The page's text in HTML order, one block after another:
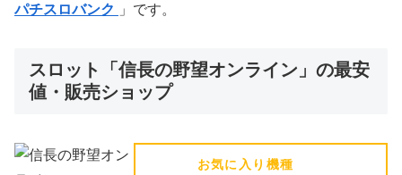
パチスロバンク
」です。
スロット「信長の野望オンライン」の最安
値・販売ショップ
お気に入り機種